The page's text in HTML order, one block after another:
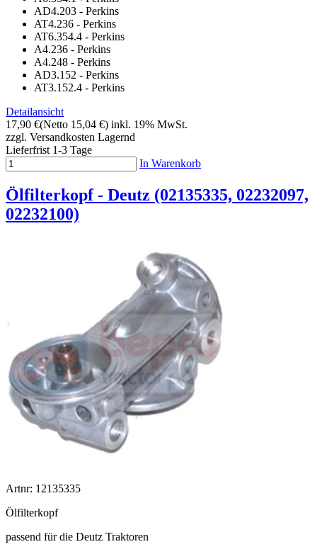
AD4.203 - Perkins
AT4.236 - Perkins
AT6.354.4 - Perkins
A4.236 - Perkins
A4.248 - Perkins
AD3.152 - Perkins
AT3.152.4 - Perkins
Detailansicht
17,90 €(Netto 15,04 €) inkl. 19% MwSt.
zzgl. Versandkosten Lagernd
Lieferfrist 1-3 Tage
In Warenkorb
Ölfilterkopf - Deutz (02135335, 02232097,
02232100)
Artnr: 12135335
Ölfilterkopf
passend für die Deutz Traktoren